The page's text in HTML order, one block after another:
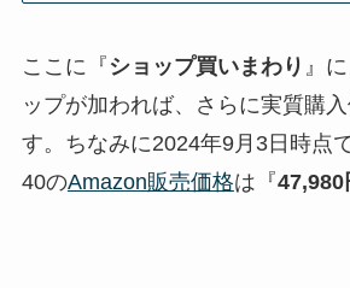
ここに『 ショップ買いまわり 』
ップが加われば、さらに実質購
す。ちなみに2024年9月3日時点
40のAmazon販売価格は『47,980